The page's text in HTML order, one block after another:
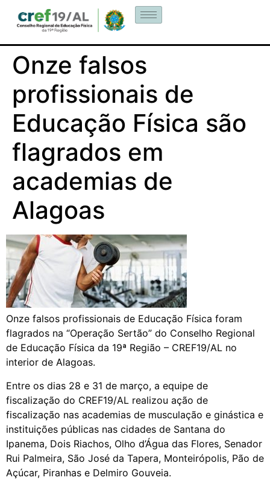
Onze falsos
profissionais de
Educação Física são
flagrados em
academias de
Alagoas
Onze falsos profissionais de Educação Física foram
flagrados na “Operação Sertão” do Conselho Regional
de Educação Física da 19ª Região – CREF19/AL no
interior de Alagoas.
Entre os dias 28 e 31 de março, a equipe de
fiscalização do CREF19/AL realizou ação de
fiscalização nas academias de musculação e ginástica e
instituições públicas nas cidades de Santana do
Ipanema, Dois Riachos, Olho d’Água das Flores, Senador
Rui Palmeira, São José da Tapera, Monteirópolis, Pão de
Açúcar, Piranhas e Delmiro Gouveia.